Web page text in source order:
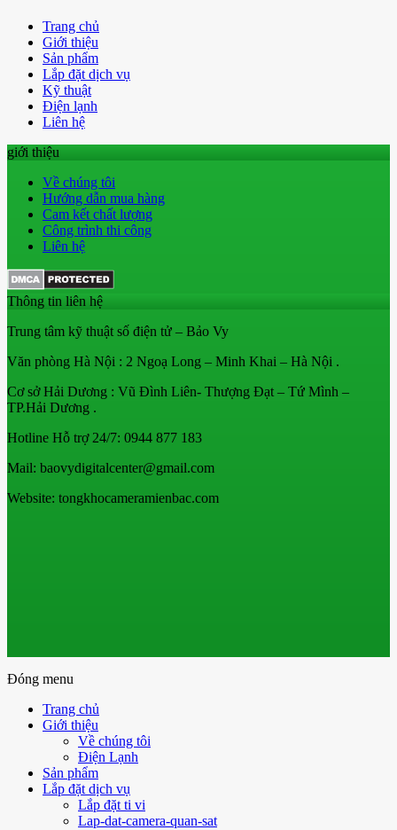
Trang chủ
Giới thiệu
Sản phẩm
Lắp đặt dịch vụ
Kỹ thuật
Điện lạnh
Liên hệ
giới thiệu
Về chúng tôi
Hướng dẫn mua hàng
Cam kết chất lượng
Công trình thi công
Liên hệ
Thông tin liên hệ
Trung tâm kỹ thuật số điện tử – Bảo Vy
Văn phòng Hà Nội : 2 Ngoạ Long – Minh Khai – Hà Nội .
Cơ sở Hải Dương : Vũ Đình Liên- Thượng Đạt – Tứ Mình –
TP.Hải Dương .
Hotline Hỗ trợ 24/7: 0944 877 183
Mail: baovydigitalcenter@gmail.com
Website: tongkhocameramienbac.com
Đóng menu
Trang chủ
Giới thiệu
Về chúng tôi
Điện Lạnh
Sản phẩm
Lắp đặt dịch vụ
Lắp đặt ti vi
Lap-dat-camera-quan-sat